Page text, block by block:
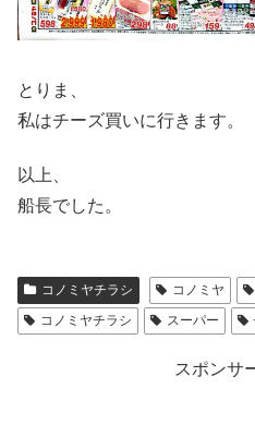
とりま、
私はチーズ買いに行きます。
以上、
船長でした。
コノミヤチラシ コノミヤ
コノミヤチラシ
スーパー
スポンサ